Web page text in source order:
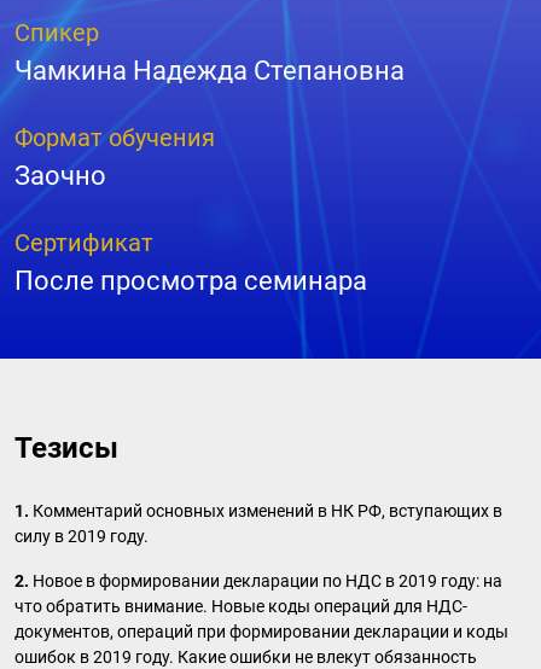
Спикер
Чамкина Надежда Степановна
Формат обучения
Заочно
Сертификат
После просмотра семинара
Тезисы
1. Комментарий основных изменений в НК РФ, вступающих в
силу в 2019 году.
2. Новое в формировании декларации по НДС в 2019 году: на
что обратить внимание. Новые коды операций для НДС-
документов, операций при формировании декларации и коды
ошибок в 2019 году. Какие ошибки не влекут обязанность